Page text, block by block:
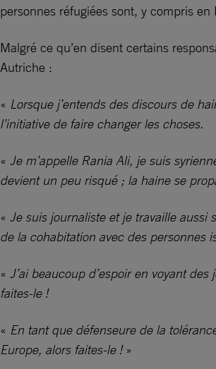
personnes réfugiées sont, y compris en
Malgré ce qu’en disent certains
Autriche :
« Lorsque j’entends des discours de
l’initiative de faire changer les choses.
« Je m’appelle Rania Ali, je suis
devient un peu risqué ; la haine se
« Je suis journaliste et je travaille aussi
de la cohabitation avec des personnes
« J’ai beaucoup d’espoir en voyant
faites-le !
« En tant que défenseure de la
Europe, alors faites-le ! »